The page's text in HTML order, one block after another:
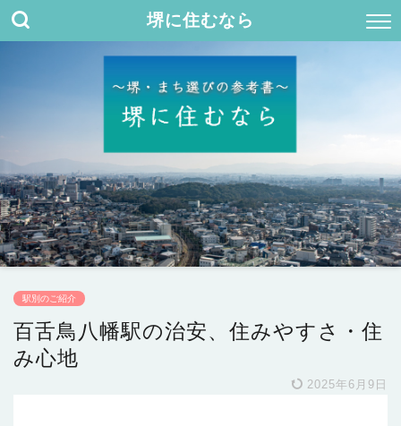
堺に住むなら
駅別のご紹介
百舌鳥八幡駅の治安、住みやすさ・住
み心地
2025年6月9日